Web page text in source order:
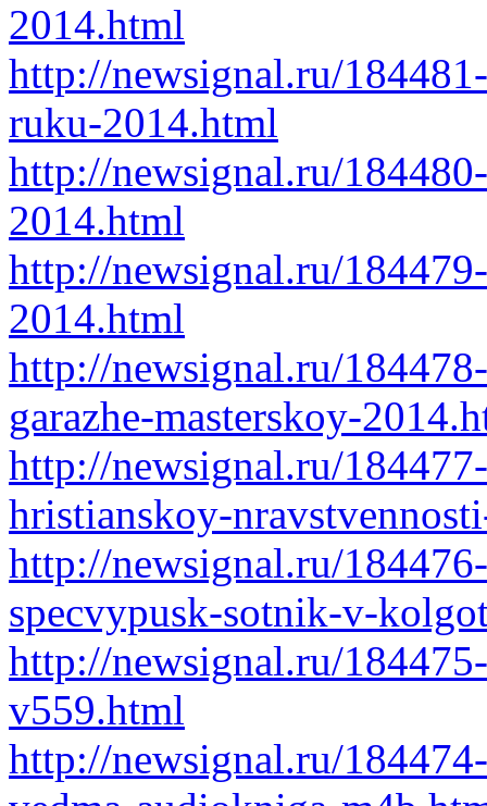
2014.html
http://newsignal.ru/
ruku-2014.html
http://newsignal.ru/
2014.html
http://newsignal.ru/
2014.html
http://newsignal.ru/
garazhe-masterskoy-
http://newsignal.ru/
hristianskoy-
http://newsignal.ru/
specvypusk-sotnik-v-
http://newsignal.ru/
v559.html
http://newsignal.ru/